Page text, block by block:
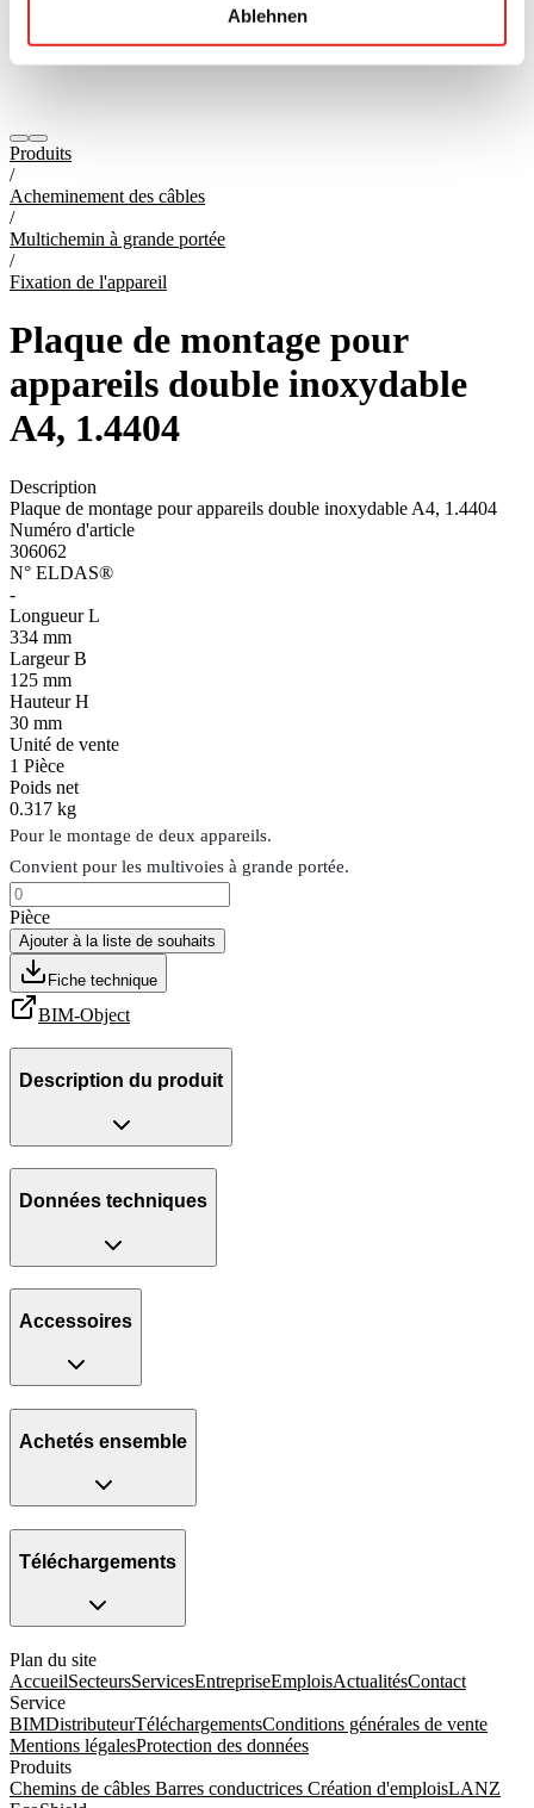
Ablehnen
Produits
/
Acheminement des câbles
/
Multichemin à grande portée
/
Fixation de l'appareil
Plaque de montage pour
appareils double inoxydable
A4, 1.4404
Description
Plaque de montage pour appareils double inoxydable A4, 1.4404
Numéro d'article
306062
N° ELDAS®
-
Longueur L
334 mm
Largeur B
125 mm
Hauteur H
30 mm
Unité de vente
1 Pièce
Poids net
0.317 kg
Pour le montage de deux appareils.
Convient pour les multivoies à grande portée.
Pièce
Ajouter à la liste de souhaits
Fiche technique
BIM-Object
Description du produit
Données techniques
Accessoires
Achetés ensemble
Téléchargements
Plan du site
AccueilSecteursServicesEntrepriseEmploisActualitésContact
Service
BIMDistributeurTéléchargementsConditions générales de vente
Mentions légalesProtection des données
Produits
Chemins de câbles Barres conductrices Création d'emploisLANZ